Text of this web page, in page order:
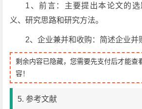
1、前言：主要提出本论文的
义、研究思路和研究方法。
2、企业兼并和收购：简述企业并
剩余内容已隐藏，您需要先支付后才能查
容！
5. 参考文献